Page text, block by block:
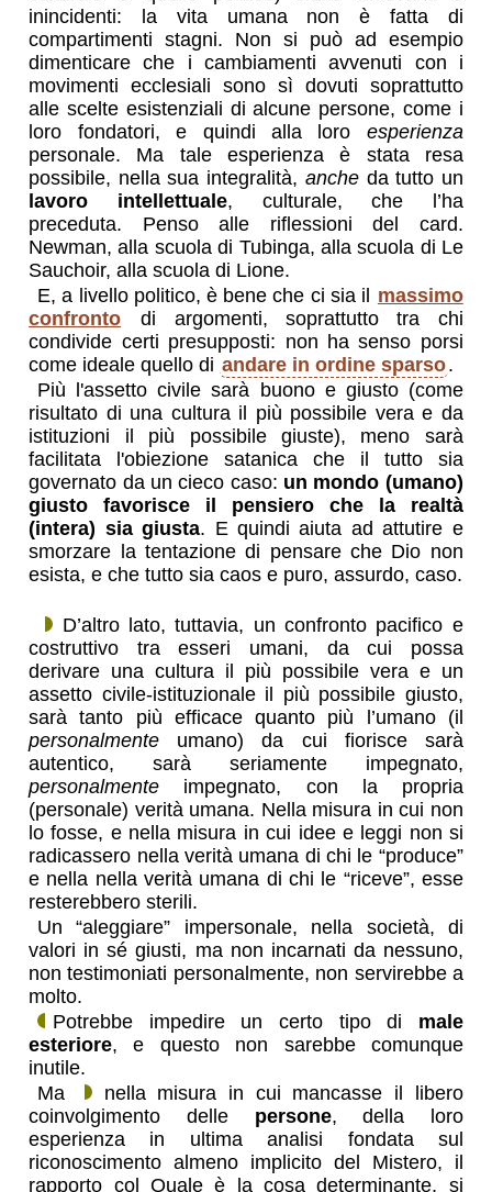
inincidenti: la vita umana non è fatta di
compartimenti stagni. Non si può ad esempio
dimenticare che i cambiamenti avvenuti con i
movimenti ecclesiali sono sì dovuti soprattutto
alle scelte esistenziali di alcune persone, come i
loro fondatori, e quindi alla loro esperienza
personale. Ma tale esperienza è stata resa
possibile, nella sua integralità, ancheda tutto un
lavoro intellettuale, culturale, che l’ha
preceduta. Penso alle riflessioni del card.
Newman, alla scuola di Tubinga, alla scuola di Le
Sauchoir, alla scuola di Lione.
E, a livello politico, è bene che ci sia il massimo
confronto di argomenti, soprattutto tra chi
condivide certi presupposti: non ha senso porsi
come ideale quello di andare in ordine sparso.
Più l'assetto civile sarà buono e giusto (come
risultato di una cultura il più possibile vera e da
istituzioni il più possibile giuste), meno sarà
facilitata l'obiezione satanica che il tutto sia
governato da un cieco caso: un mondo (umano)
giusto favorisce il pensiero che la realtà
(intera) sia giusta. E quindi aiuta ad attutire e
smorzare la tentazione di pensare che Dio non
esista, e che tutto sia caos e puro, assurdo, caso.
D’altro lato, tuttavia, un confronto pacifico e
costruttivo tra esseri umani, da cui possa
derivare una cultura il più possibile vera e un
assetto civile-istituzionale il più possibile giusto,
sarà tanto più efficace quanto più l’umano (il
personalmente umano) da cui fiorisce sarà
autentico, sarà seriamente impegnato,
personalmente impegnato, con la propria
(personale) verità umana. Nella misura in cui non
lo fosse, e nella misura in cui idee e leggi non si
radicassero nella verità umana di chi le “produce”
e nella nella verità umana di chi le “riceve”, esse
resterebbero sterili.
Un “aleggiare” impersonale, nella società, di
valori in sé giusti, ma non incarnati da nessuno,
non testimoniati personalmente, non servirebbe a
molto.
Potrebbe impedire un certo tipo di male
esteriore, e questo non sarebbe comunque
inutile.
Ma
nella misura in cui mancasse il libero
coinvolgimento delle persone, della loro
esperienza in ultima analisi fondata sul
riconoscimento almeno implicito del Mistero, il
rapporto col Quale è la cosa determinante, si